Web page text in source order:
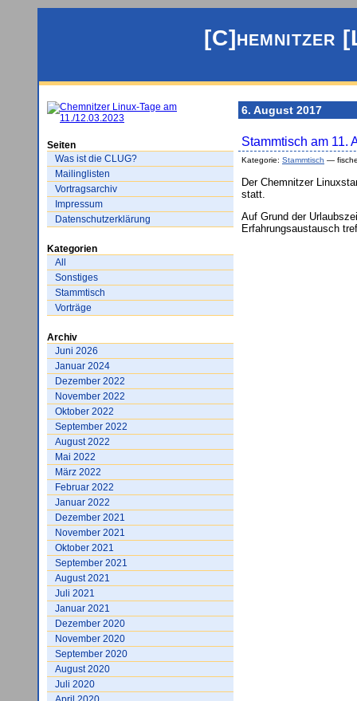
[C]hemnitzer
Seiten
Was ist die CLUG?
Mailinglisten
Vortragsarchiv
Impressum
Datenschutzerklärung
Kategorien
All
Sonstiges
Stammtisch
Vorträge
Archiv
Juni 2026
Januar 2024
Dezember 2022
November 2022
Oktober 2022
September 2022
August 2022
Mai 2022
März 2022
Februar 2022
Januar 2022
Dezember 2021
November 2021
Oktober 2021
September 2021
August 2021
Juli 2021
Januar 2021
Dezember 2020
November 2020
September 2020
August 2020
Juli 2020
6. August 2017
Stammtisch am 11.
Kategorie: Stammtisch —
Der Chemnitzer
statt.
Auf Grund der
Erfahrungsaustausch